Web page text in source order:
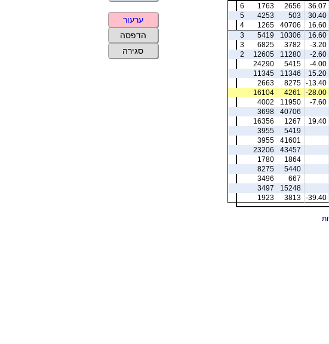
36.07
2656
1763
6
30.40
503
4253
5
16.60
40706
1265
4
16.60
10306
5419
3
-3.20
3782
6825
3
-2.60
11280
12605
2
-4.00
5415
24290
15.20
11346
11345
-13.40
8275
2663
-28.00
4261
16104
-7.60
11950
4002
40706
3698
19.40
1267
16356
5419
3955
41601
3955
43457
23206
1864
1780
5440
8275
667
3496
15248
3497
-39.40
3813
1923
ערעור
הדפסה
סגירה